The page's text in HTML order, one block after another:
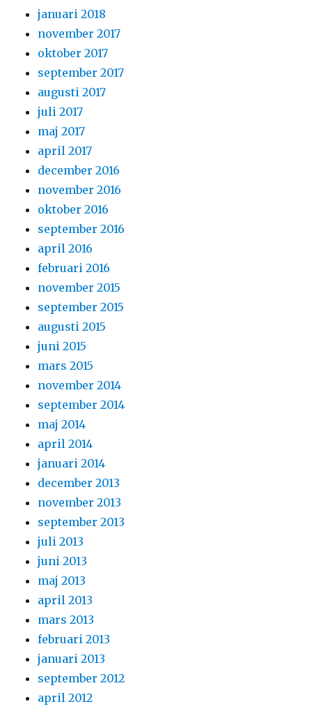
januari 2018
november 2017
oktober 2017
september 2017
augusti 2017
juli 2017
maj 2017
april 2017
december 2016
november 2016
oktober 2016
september 2016
april 2016
februari 2016
november 2015
september 2015
augusti 2015
juni 2015
mars 2015
november 2014
september 2014
maj 2014
april 2014
januari 2014
december 2013
november 2013
september 2013
juli 2013
juni 2013
maj 2013
april 2013
mars 2013
februari 2013
januari 2013
september 2012
april 2012